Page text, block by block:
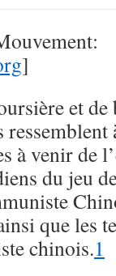
]
et
à venir de
du jeu
que les
chinois.1